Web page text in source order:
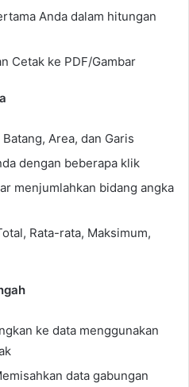
Anda dalam hitungan
Cetak ke PDF/Gambar
Area, dan Garis
dengan beberapa klik
menjumlahkan bidang angka
Rata-rata, Maksimum,
ke data menggunakan
data gabungan